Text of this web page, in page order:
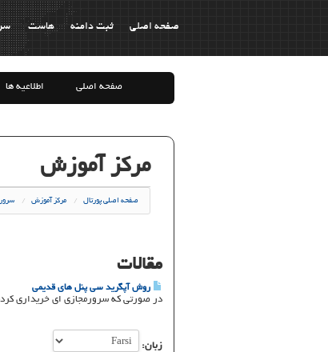
صفحه اصلی ثبت دامنه هاست
صفحه اصلی اطلاعیه ها
مرکز آموزش
صفحه اصلی پورتال مرکز آموزش
مقالات
روش آپگرید سی پنل های قدیمی
در صورتی که سرورمجازی ای خریداری
زبان: